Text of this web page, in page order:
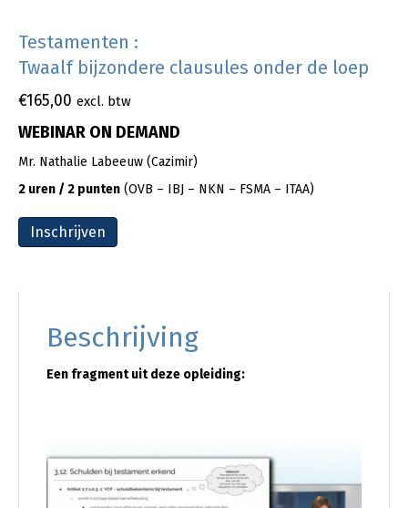
Testamenten :
Twaalf bijzondere clausules onder de loep
€165,00 excl. btw
WEBINAR ON DEMAND
Mr. Nathalie Labeeuw (Cazimir)
2 uren / 2 punten (OVB – IBJ – NKN – FSMA – ITAA)
Inschrijven
Beschrijving
Een fragment uit deze opleiding: